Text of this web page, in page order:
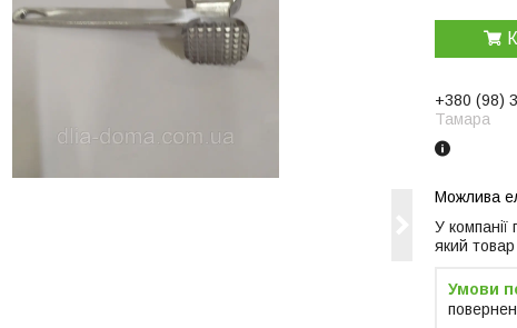
+380 (98)
Тамара
У
який